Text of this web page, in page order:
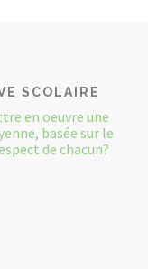
SCOLAIRE
en oeuvre une
basée sur le
de chacun?